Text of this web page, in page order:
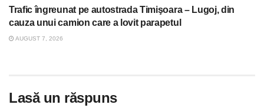
Trafic îngreunat pe autostrada Timişoara – Lugoj, din
cauza unui camion care a lovit parapetul
AUGUST 7, 2026
Lasă un răspuns